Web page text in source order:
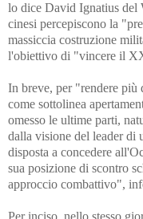
lo dice David Ignatius del
cinesi percepiscono la
massiccia costruzione
l'obiettivo di "vincere il
In breve, per "rendere più
come sottolinea
omesso le ultime parti,
dalla visione del leader di
disposta a concedere
sua posizione di scontro
approccio combattivo",